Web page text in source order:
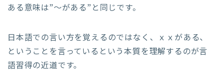
ある意味は”～がある”と同じです。
日本語での言い方を覚えるのではなく、ｘｘがある、
ということを言っているという本質を理解するのが言
語習得の近道です。